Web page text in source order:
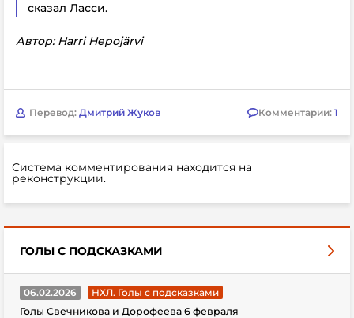
сказал Ласси.
Автор: Harri Hepojärvi
Перевод: Дмитрий Жуков Комментарии: 1
Система комментирования находится на
реконструкции.
ГОЛЫ С ПОДСКАЗКАМИ
06.02.2026
НХЛ. Голы с подсказками
Голы Свечникова и Дорофеева 6 февраля